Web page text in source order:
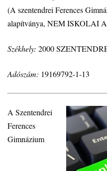
(A szentendrei Ferences
alapítványa, NEM ISKOLAI
Székhely: 2000
Adószám: 19169792-1-13
A Szentendrei
Ferences
Gimnázium